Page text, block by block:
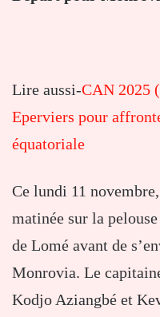
Lire aussi-CAN 2025
Eperviers pour
équatoriale
Ce lundi 11
matinée sur la
de Lomé avant de
Monrovia. Le
Kodjo Aziangbé et